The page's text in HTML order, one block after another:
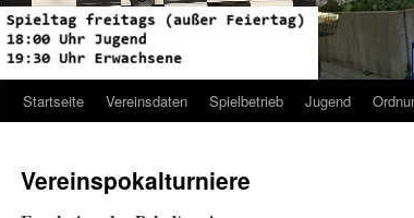
Startseite Vereinsdaten Spielbetrieb Jugend
Vereinspokalturniere